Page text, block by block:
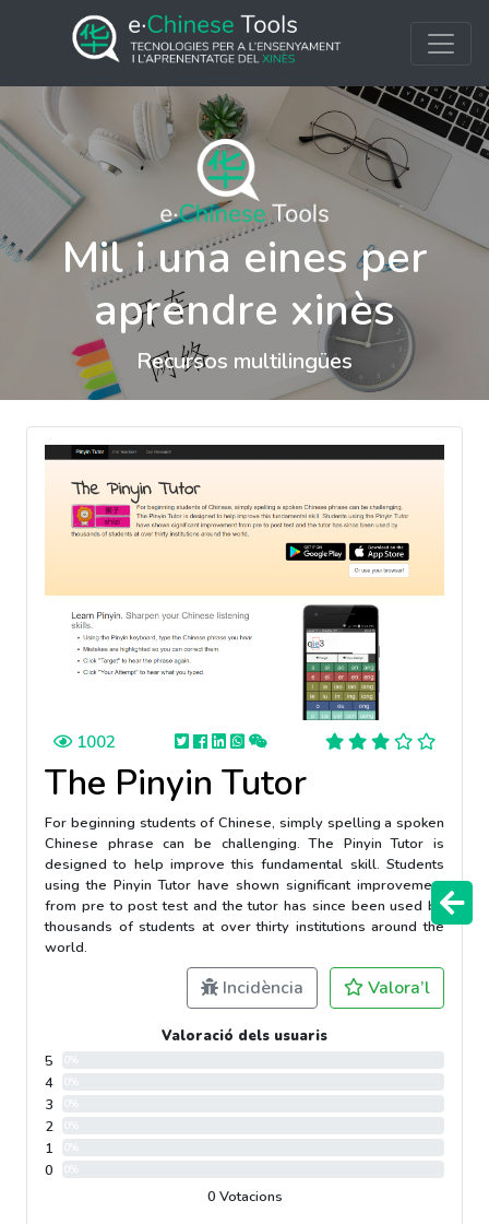
Mil i una eines per
aprendre xinès
Recursos multilingües
1002
The Pinyin Tutor
For beginning students of Chinese, simply spelling a spoken
Chinese phrase can be challenging. The Pinyin Tutor is
designed to help improve this fundamental skill. Students
using the Pinyin Tutor have shown significant improvement
from pre to post test and the tutor has since been used by
thousands of students at over thirty institutions around the
world.
Incidència Valora’l
Valoració dels usuaris
5
4
3
2
1
0
0 Votacions